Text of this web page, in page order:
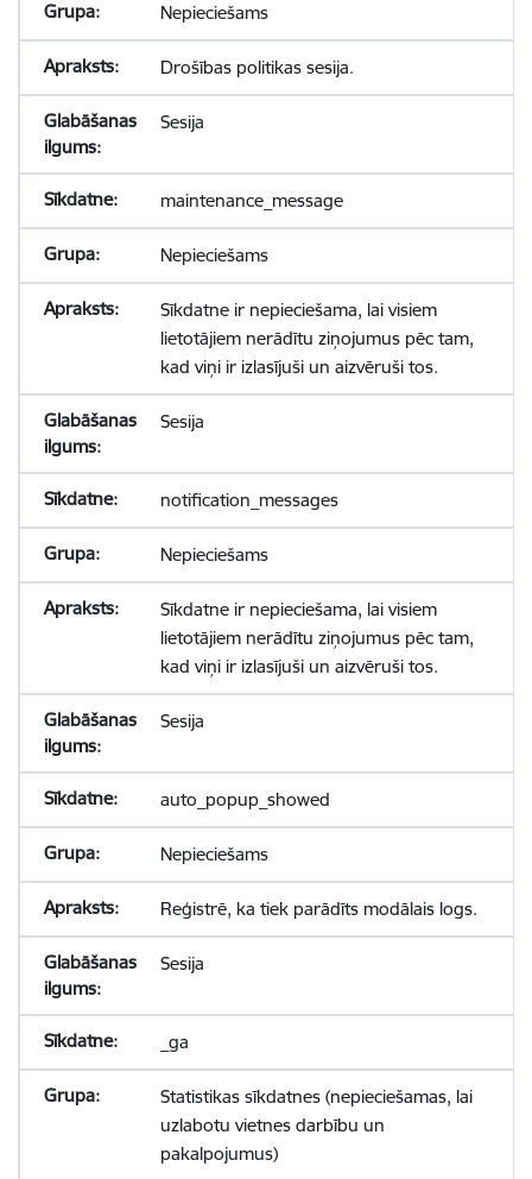
Nepieciešams
Drošības politikas sesija.
Sesija
maintenance_message
Nepieciešams
Sīkdatne ir nepieciešama, lai visiem
lietotājiem nerādītu ziņojumus pēc tam,
kad viņi ir izlasījuši un aizvēruši tos.
Sesija
notification_messages
Nepieciešams
Sīkdatne ir nepieciešama, lai visiem
lietotājiem nerādītu ziņojumus pēc tam,
kad viņi ir izlasījuši un aizvēruši tos.
Sesija
auto_popup_showed
Nepieciešams
Reģistrē, ka tiek parādīts modālais logs.
Sesija
_ga
Statistikas sīkdatnes (nepieciešamas, lai
uzlabotu vietnes darbību un
pakalpojumus)